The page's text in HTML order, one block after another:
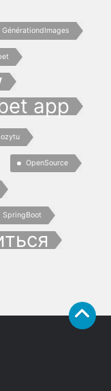
GénérationdImages
app
OpenSource
SpringBoot